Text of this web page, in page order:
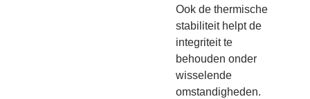
Ook de thermische
stabiliteit helpt de
integriteit te
behouden onder
wisselende
omstandigheden.